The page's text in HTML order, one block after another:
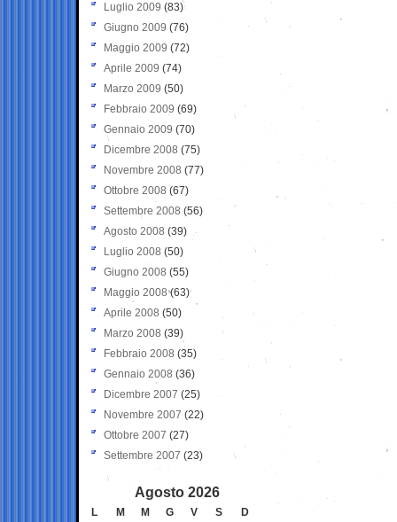
Luglio 2009 (83)
Giugno 2009 (76)
Maggio 2009 (72)
Aprile 2009 (74)
Marzo 2009 (50)
Febbraio 2009 (69)
Gennaio 2009 (70)
Dicembre 2008 (75)
Novembre 2008 (77)
Ottobre 2008 (67)
Settembre 2008 (56)
Agosto 2008 (39)
Luglio 2008 (50)
Giugno 2008 (55)
Maggio 2008(63)
Aprile 2008 (50)
Marzo 2008 (39)
Febbraio 2008 (35)
Gennaio 2008 (36)
Dicembre 2007 (25)
Novembre 2007 (22)
Ottobre 2007 (27)
Settembre 2007 (23)
Agosto 2026
L M M G V S
D